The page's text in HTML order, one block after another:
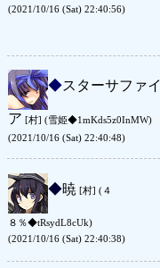
(2021/10/16 (Sat) 22:40:56)
◆スターサファイ
ア [村] (雪姫◆1mKds5z0InMW)
(2021/10/16 (Sat) 22:40:48)
◆暁 [村] (４
８％◆tRsydL8cUk)
(2021/10/16 (Sat) 22:40:38)